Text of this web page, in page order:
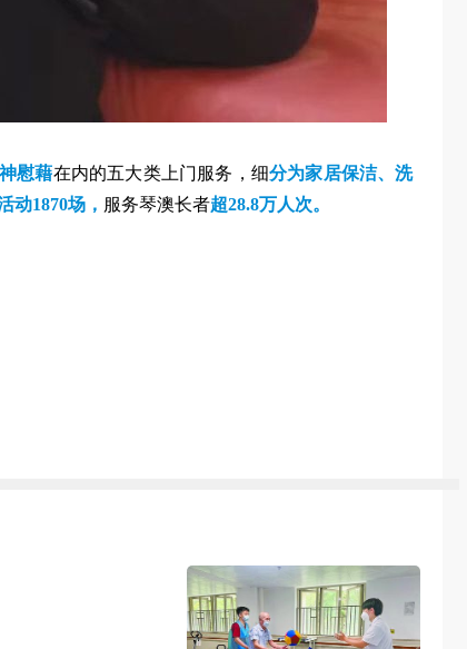
慰藉在内的五大类上门服务， 细分为家居保洁、洗
动1870场， 服务琴澳长者超28.8万人次。